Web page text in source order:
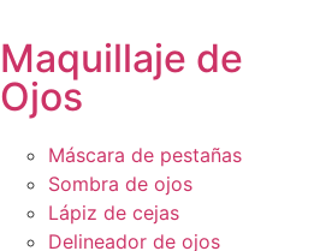
Maquillaje de
Ojos
Máscara de pestañas
Sombra de ojos
Lápiz de cejas
Delineador de ojos